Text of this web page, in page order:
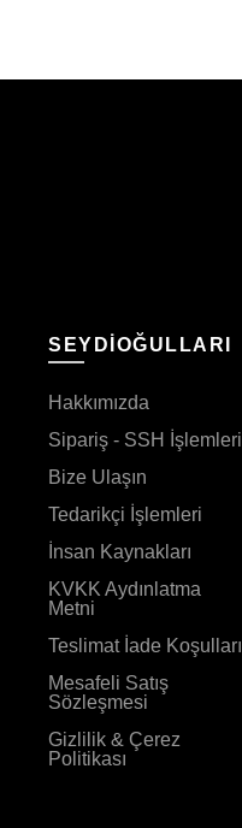
SEYDİOĞULLARI
Hakkımızda
Sipariş - SSH İşlemleri
Bize Ulaşın
Tedarikçi İşlemleri
İnsan Kaynakları
KVKK Aydınlatma
Metni
Teslimat İade Koşulları
Mesafeli Satış
Sözleşmesi
Gizlilik & Çerez
Politikası